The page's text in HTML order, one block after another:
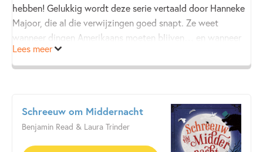
hebben! Gelukkig wordt deze serie vertaald door Hanneke
Majoor, die al die verwijzingen goed snapt. Ze weet
wanneer dingen Amerikaans moeten blijven… en wanneer
iets toch echt even vernederlandst moet worden. Het
resultaat leest als een (zombie)trein!
Lees meer
Schreeuw om Middernacht
Benjamin Read & Laura Trinder